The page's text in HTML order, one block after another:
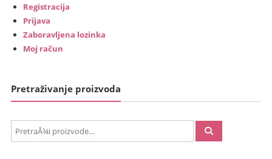
Registracija
Prijava
Zaboravljena lozinka
Moj račun
Pretraživanje proizvoda
PretraÅ¾i: